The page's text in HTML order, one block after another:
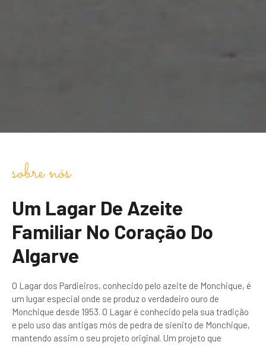
sobre nós
Um Lagar De Azeite
Familiar No Coração Do
Algarve
O Lagar dos Pardieiros, conhecido pelo azeite de Monchique, é
um lugar especial onde se produz o verdadeiro ouro de
Monchique desde 1953. O Lagar é conhecido pela sua tradição
e pelo uso das antigas mós de pedra de sienito de Monchique,
mantendo assim o seu projeto original. Um projeto que